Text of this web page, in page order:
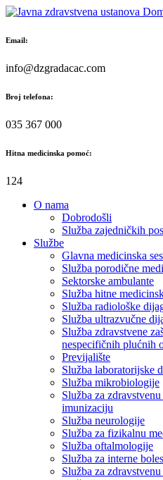
Skip
content
Email:
info@dzgradacac.com
Broj telefona:
035 367 000
Hitna medicinska pomoć:
124
O nama
Dobrodošli
Služba zajedničkih
Službe
Glavna medicinska
Služba porodične
Sektorske ambulante
Služba hitne
Služba radiološke
Služba ultrazvučne
Služba zdravstvene
nespecifičnih plućnih
Previjalište
Služba laboratorijske
Služba mikrobiologije
Služba za
imunizaciju
Služba neurologije
Služba za fizikalnu
Služba oftalmologije
Služba za interne
Služba za zdravstvenu